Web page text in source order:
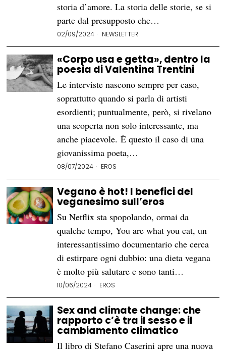
storia d’amore. La storia delle storie, se si
parte dal presupposto che…
02/09/2024 NEWSLETTER
«Corpo usa e getta», dentro la
poesia di Valentina Trentini
Le interviste nascono sempre per caso,
soprattutto quando si parla di artisti
esordienti; puntualmente, però, si rivelano
una scoperta non solo interessante, ma
anche piacevole. È questo il caso di una
giovanissima poeta,…
08/07/2024 EROS
Vegano è hot! I benefici del
veganesimo sull’eros
Su Netflix sta spopolando, ormai da
qualche tempo, You are what you eat, un
interessantissimo documentario che cerca
di estirpare ogni dubbio: una dieta vegana
è molto più salutare e sono tanti…
10/06/2024 EROS
Sex and climate change: che
rapporto c’è tra il sesso e il
cambiamento climatico
Il libro di Stefano Caserini apre una nuova